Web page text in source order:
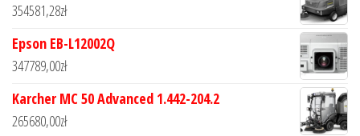
354581,28zł
Epson EB-L12002Q
347789,00zł
Karcher MC 50 Advanced 1.442-204.2
265680,00zł